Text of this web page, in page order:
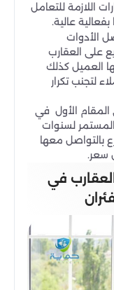
اللازمة للتعامل
عالية.
الأدوات
على العقارب
العميل كذلك
لتجنب تكرار
الأول في
المستمر لسنوات
بالتواصل معها
سعر.
في